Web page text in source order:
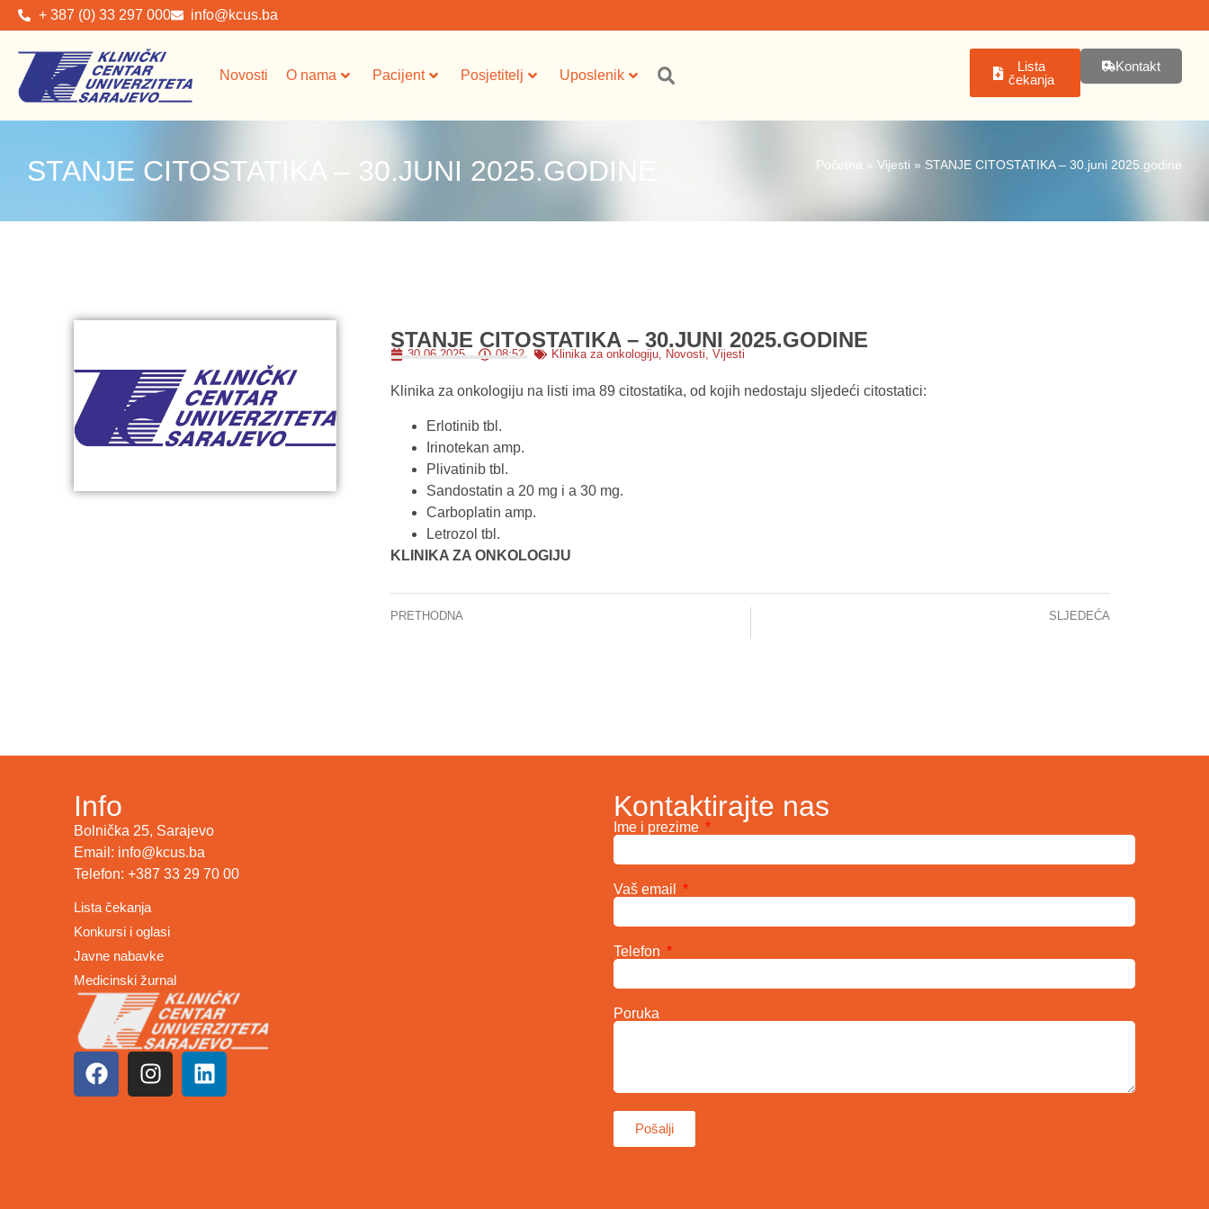
+ 387 (0) 33 297 000 info@kcus.ba
Novosti O nama Pacijent Posjetitelj Uposlenik
Lista
čekanja
Kontakt
STANJE CITOSTATIKA – 30.JUNI 2025.GODINE Početna » Vijesti » STANJE CITOSTATIKA – 30.juni 2025.godine
STANJE CITOSTATIKA – 30.JUNI 2025.GODINE
30.06.2025. 08:52 Klinika za onkologiju, Novosti,Vijesti
Klinika za onkologiju na listi ima 89 citostatika, od kojih nedostaju sljedeći citostatici:
Erlotinib tbl.
Irinotekan amp.
Plivatinib tbl.
Sandostatin a 20 mg i a 30 mg.
Carboplatin amp.
Letrozol tbl.
KLINIKA ZA ONKOLOGIJU
PRETHODNA SLJEDEĆA
Info
Bolnička 25, Sarajevo
Email: info@kcus.ba
Telefon: +387 33 29 70 00
Lista čekanja
Konkursi i oglasi
Javne nabavke
Medicinski žurnal
Kontaktirajte nas
Ime i prezime
Vaš email
Telefon
Poruka
Pošalji